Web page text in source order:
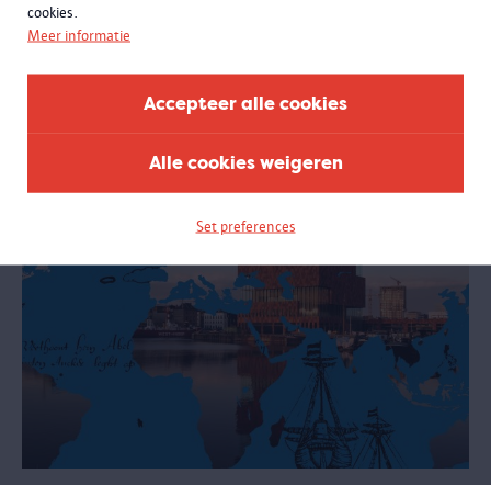
cookies.
Meer informatie
Accepteer alle cookies
Alle cookies weigeren
Set preferences
München
Werk van Luc Tuymans in MAS collectie
leerlingen uit het secundair onderwijs", aldus de kunstenaar.